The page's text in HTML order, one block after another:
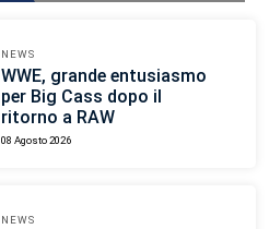
NEWS
WWE, grande entusiasmo
per Big Cass dopo il
ritorno a RAW
08 Agosto 2026
NEWS